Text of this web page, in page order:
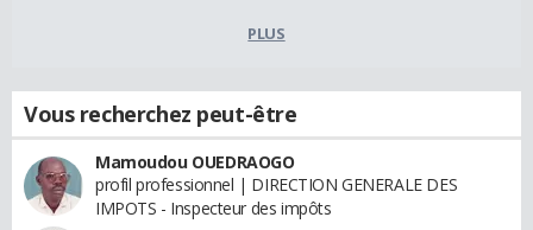
PLUS
Vous recherchez peut-être
Mamoudou OUEDRAOGO
profil professionnel | DIRECTION GENERALE DES
IMPOTS - Inspecteur des impôts